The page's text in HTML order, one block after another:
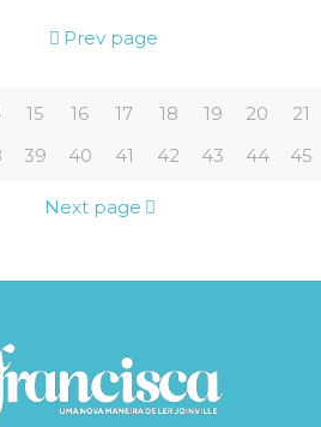
Prev page
15 16 17 18 19 20 21
39 40 41 42 43 44 45
Next page